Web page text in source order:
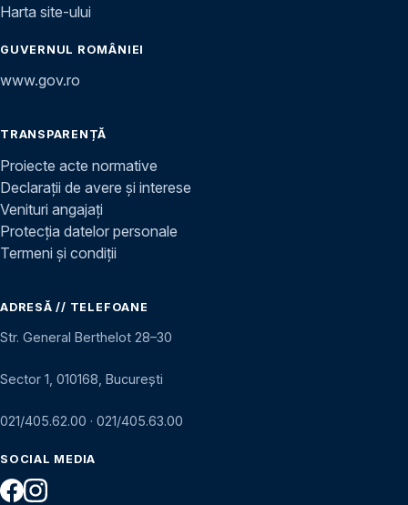
Harta site-ului
GUVERNUL ROMÂNIEI
www.gov.ro
TRANSPARENȚĂ
Proiecte acte normative
Declarații de avere și interese
Venituri angajați
Protecția datelor personale
Termeni și condiții
ADRESĂ // TELEFOANE
Str. General Berthelot 28–30
Sector 1, 010168, București
021/405.62.00 · 021/405.63.00
SOCIAL MEDIA